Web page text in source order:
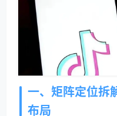
一、矩阵定位拆
布局